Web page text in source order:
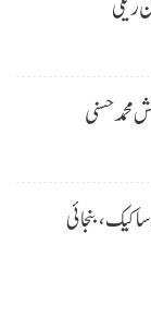
ریلی
محمد حسنی
کیک ،بنجائی